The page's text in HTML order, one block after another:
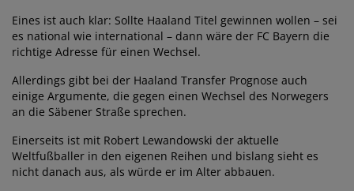
Eines ist auch klar: Sollte Haaland Titel gewinnen wollen – sei
es national wie international – dann wäre der FC Bayern die
richtige Adresse für einen Wechsel.
Allerdings gibt bei der Haaland Transfer Prognose auch
einige Argumente, die gegen einen Wechsel des Norwegers
an die Säbener Straße sprechen.
Einerseits ist mit Robert Lewandowski der aktuelle
Weltfußballer in den eigenen Reihen und bislang sieht es
nicht danach aus, als würde er im Alter abbauen.